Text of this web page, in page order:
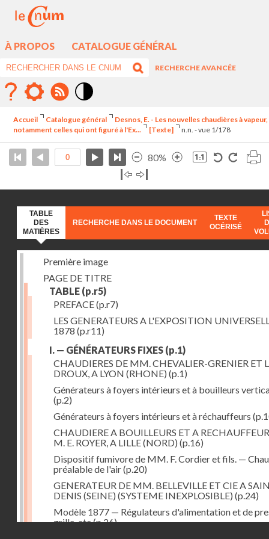
À PROPOS CATALOGUE GÉNÉRAL
RECHERCHE AVANCÉE
élévé
Accueil Catalogue général
Desnos, E. - Les nouvelles chaudières à vapeur,
notamment celles qui ont figuré à l'Ex...
[Texte] n.n. - vue 1/178
80%
TABLE
DES
MATIÈRES
RECHERCHE DANS LE DOCUMENT
TEXTE
OCÉRISÉ
Première image
PAGE DE TITRE
TABLE (p.r5)
PREFACE(p.r7)
LES GENERATEURS A L'EXPOSITION
1878 (p.r11)
I. — GÉNÉRATEURS FIXES (p.1)
CHAUDIERES DE MM. CHEVALIER-GRENIER ET
DROUX, A LYON (RHONE) (p.1)
Générateurs à foyers intérieurs et à bouilleurs
(p.2)
Générateurs à foyers intérieurs et à réchauffeurs
CHAUDIERE A BOUILLEURS ET A
M. E. ROYER, A LILLE (NORD) (p.16)
Dispositif fumivore de MM. F. Cordier et fils. —
préalable de l'air(p.20)
GENERATEUR DE MM. BELLEVILLE ET CIE A
DENIS (SEINE) (SYSTEME INEXPLOSIBLE) (p.24)
Modèle 1877 — Régulateurs d'alimentation et de
grille, etc(p.26)